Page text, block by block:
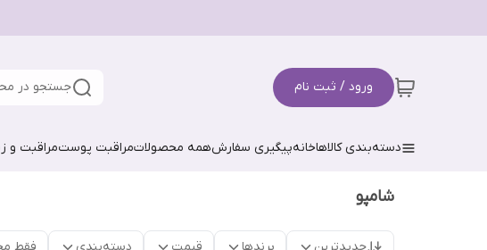
ورود / ثبت نام جستجو در
دسته‌بندی کالاهاخانهپیگیری سفارشهمه محصولاتمراقبت پوستمراقبت و
شامپو